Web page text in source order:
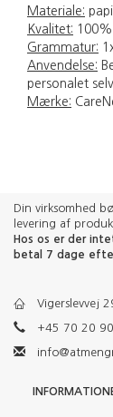
Materiale:
Kvalitet:
Grammatur:
Anvendelse:
personalet
Mærke:
Din virksomhed
levering af
Hos os er der
betal 7 dage
Vigerslevvej
+45 70 20